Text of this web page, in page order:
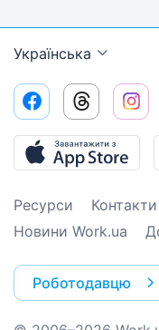
Українська
Ресурси Контакти
Новини Work.ua
Роботодавцю